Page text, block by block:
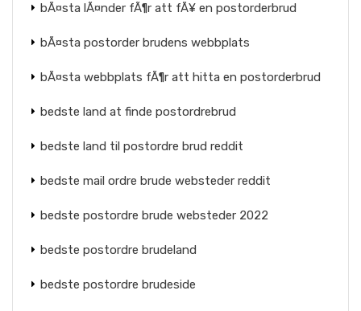
bÃ¤sta lÃ¤nder fÃ¶r att fÃ¥ en postorderbrud
bÃ¤sta postorder brudens webbplats
bÃ¤sta webbplats fÃ¶r att hitta en postorderbrud
bedste land at finde postordrebrud
bedste land til postordre brud reddit
bedste mail ordre brude websteder reddit
bedste postordre brude websteder 2022
bedste postordre brudeland
bedste postordre brudeside